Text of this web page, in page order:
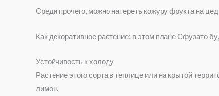
Среди прочего, можно натереть кожуру фрукта на
Как декоративное растение: в этом плане Сфузато
Устойчивость к холоду
Растение этого сорта в теплице или на крытой
лимон.